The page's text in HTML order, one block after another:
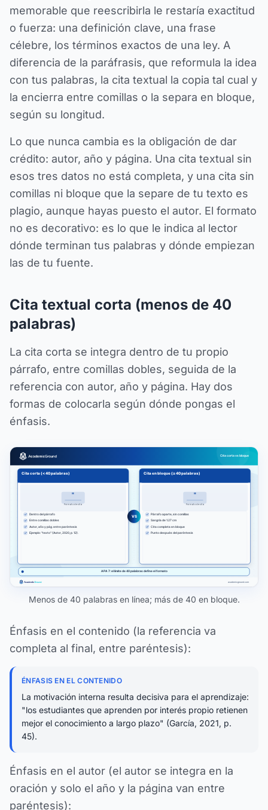
memorable que reescribirla le restaría exactitud
o fuerza: una definición clave, una frase
célebre, los términos exactos de una ley. A
diferencia de la paráfrasis, que reformula la idea
con tus palabras, la cita textual la copia tal cual y
la encierra entre comillas o la separa en bloque,
según su longitud.
Lo que nunca cambia es la obligación de dar
crédito: autor, año y página. Una cita textual sin
esos tres datos no está completa, y una cita sin
comillas ni bloque que la separe de tu texto es
plagio, aunque hayas puesto el autor. El formato
no es decorativo: es lo que le indica al lector
dónde terminan tus palabras y dónde empiezan
las de tu fuente.
Cita textual corta (menos de 40
palabras)
La cita corta se integra dentro de tu propio
párrafo, entre comillas dobles, seguida de la
referencia con autor, año y página. Hay dos
formas de colocarla según dónde pongas el
énfasis.
Menos de 40 palabras en línea; más de 40 en bloque.
Énfasis en el contenido (la referencia va
completa al final, entre paréntesis):
ÉNFASIS EN EL CONTENIDO
La motivación interna resulta decisiva para el aprendizaje:
"los estudiantes que aprenden por interés propio retienen
mejor el conocimiento a largo plazo" (García, 2021, p.
45).
Énfasis en el autor (el autor se integra en la
oración y solo el año y la página van entre
paréntesis):